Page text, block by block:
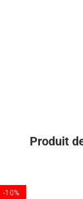
Produit
-10%